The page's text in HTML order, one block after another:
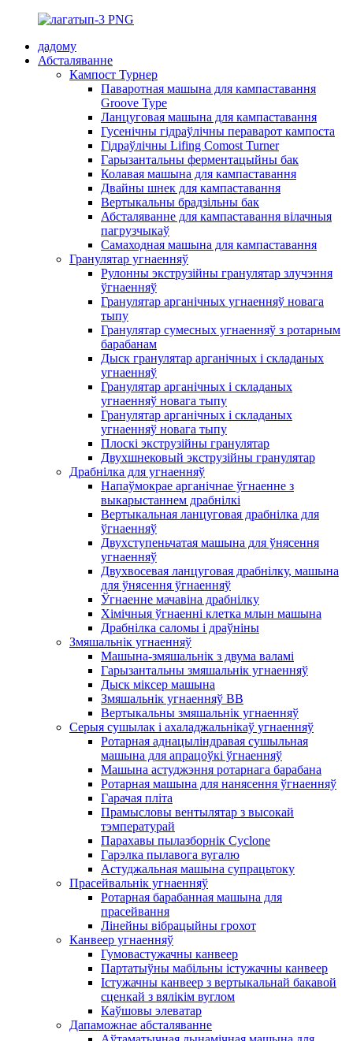
дадому
Абсталяванне
Кампост Турнер
Паваротная машына для кампаставання
Groove Type
Ланцуговая машына для кампаставання
Гусенічны гідраўлічны пераварот кампоста
Гідраўлічны Lifing Comost Turner
Гарызантальны ферментацыйны бак
Колавая машына для кампаставання
Двайны шнек для кампаставання
Вертыкальны брадзільны бак
Абсталяванне для кампаставання вілачныя
пагрузчыкаў
Самаходная машына для кампаставання
Гранулятар угнаенняў
Рулонны экструзійны гранулятар злучэння
ўгнаенняў
Гранулятар арганічных угнаенняў новага
тыпу
Гранулятар сумесных угнаенняў з ротарным
барабанам
Дыск гранулятар арганічных і складаных
угнаенняў
Гранулятар арганічных і складаных
угнаенняў новага тыпу
Гранулятар арганічных і складаных
угнаенняў новага тыпу
Плоскі экструзійны гранулятар
Двухшнековый экструзійны гранулятар
Драбнілка для угнаенняў
Напаўмокрае арганічнае ўгнаенне з
выкарыстаннем драбнілкі
Вертыкальная ланцуговая драбнілка для
ўгнаенняў
Двухступеньчатая машына для ўнясення
угнаенняў
Двухвосевая ланцуговая драбнілку, машына
для ўнясення ўгнаенняў
Ўгнаенне мачавіна драбнілку
Хімічныя ўгнаенні клетка млын машына
Драбнілка саломы і драўніны
Змяшальнік угнаенняў
Машына-змяшальнік з двума валамі
Гарызантальны змяшальнік угнаенняў
Дыск міксер машына
Змяшальнік угнаенняў BB
Вертыкальны змяшальнік угнаенняў
Серыя сушылак і ахаладжальнікаў угнаенняў
Ротарная аднацыліндравая сушыльная
машына для апрацоўкі ўгнаенняў
Машына астуджэння ротарнага барабана
Ротарная машына для нанясення ўгнаенняў
Гарачая пліта
Прамысловы вентылятар з высокай
тэмпературай
Парахавы пылазборнік Cyclone
Гарэлка пылавога вугалю
Астуджальная машына супрацьтоку
Прасейвальнік угнаенняў
Ротарная барабанная машына для
прасейвання
Лінейны вібрацыйны грохот
Канвеер угнаенняў
Гумовастужачны канвеер
Партатыўны мабільны істужачны канвеер
Істужачны канвеер з вертыкальнай бакавой
сценкай з вялікім вуглом
Каўшовы элеватар
Дапаможнае абсталяванне